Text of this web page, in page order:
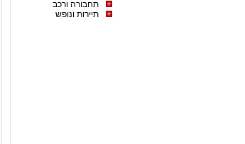
תחבורה ורכב
תיירות ונופש